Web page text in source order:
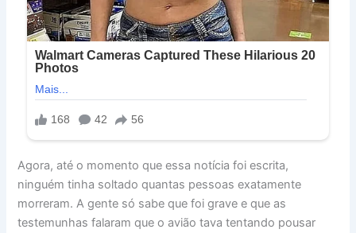
Agora, até o momento que essa notícia foi escrita,
ninguém tinha soltado quantas pessoas exatamente
morreram. A gente só sabe que foi grave e que as
testemunhas falaram que o avião tava tentando pousar